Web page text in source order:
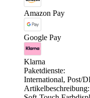
Amazon Pay
Google Pay
Klarna
Paketdienste:
International, Post/
Artikelbeschreibung: